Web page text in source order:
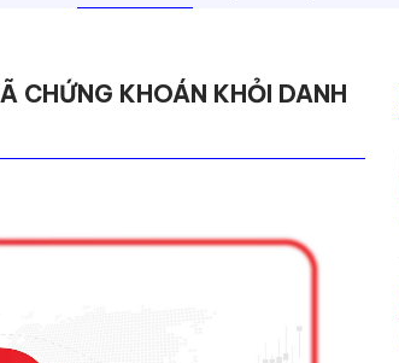
CHỨNG KHOÁN KHỎI DANH